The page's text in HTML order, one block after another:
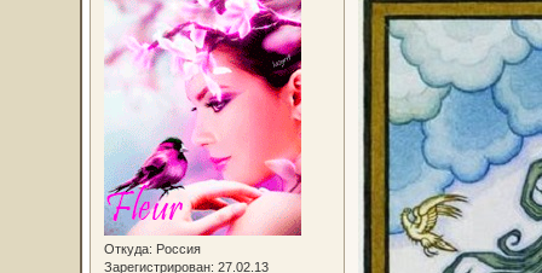
Откуда: Россия
Зарегистрирован: 27.02.13